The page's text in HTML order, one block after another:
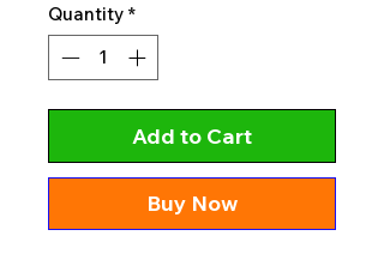
Quantity *
Add to Cart
Buy Now